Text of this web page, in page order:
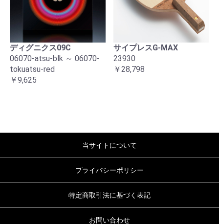
ディグニクス09C
06070-atsu-blk ～ 06070-
tokuatsu-red
￥9,625
サイプレスG-MAX
23930
￥28,798
当サイトについて
プライバシーポリシー
特定商取引法に基づく表記
お問い合わせ